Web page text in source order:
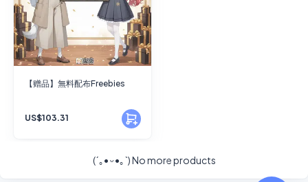
【赠品】無料配布Freebies
US$103.31
(´｡• ᵕ •｡`)No more products